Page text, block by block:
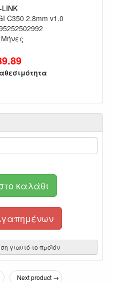
LINK
C350 2.8mm v1.0
Μήνες
καλάθι
γιαυτό το προϊόν
Next product →